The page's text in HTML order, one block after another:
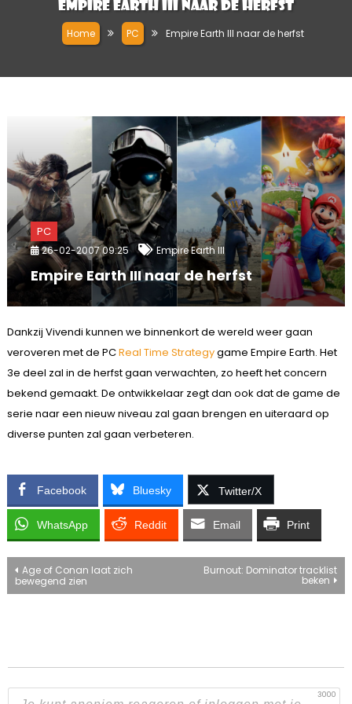
Empire Earth III naar de herfst
Home PC Empire Earth III naar de herfst
PC
26-02-2007 09:25 Empire Earth III
Empire Earth III naar de herfst
Dankzij Vivendi kunnen we binnenkort de wereld weer gaan
veroveren met de PCReal Time Strategygame Empire Earth. Het
3e deel zal in de herfst gaan verwachten, zo heeft het concern
bekend gemaakt. De ontwikkelaar zegt dan ook dat de game de
serie naar een nieuw niveau zal gaan brengen en uiteraard op
diverse punten zal gaan verbeteren.
Facebook Bluesky Twitter/X
WhatsApp Reddit Email Print
Bericht
Age of Conan laat zich
bewegend zien
Burnout: Dominator tracklist
beken
3000